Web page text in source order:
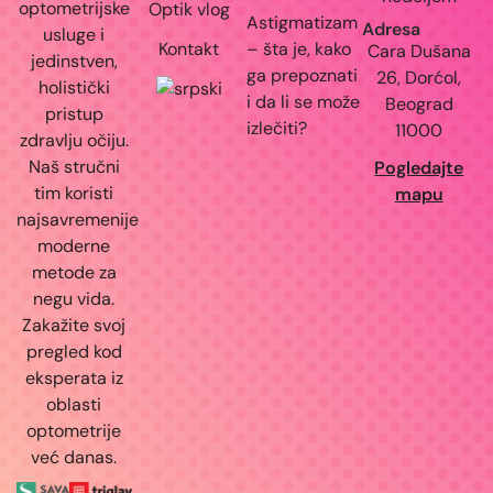
optometrijske
usluge i
jedinstven,
holistički
pristup
zdravlju očiju.
Naš stručni
tim koristi
najsavremenije
moderne
metode za
negu vida.
Zakažite svoj
pregled kod
eksperata iz
oblasti
optometrije
već danas.
Optik vlog
Kontakt
Astigmatizam
– šta je, kako
ga prepoznati
i da li se može
izlečiti?
Adresa
Cara Dušana
26, Dorćol,
Beograd
11000
Pogledajte
mapu